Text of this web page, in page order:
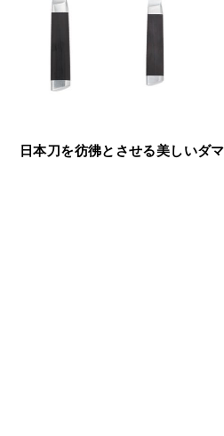
日本刀を彷彿とさせる美しいダ